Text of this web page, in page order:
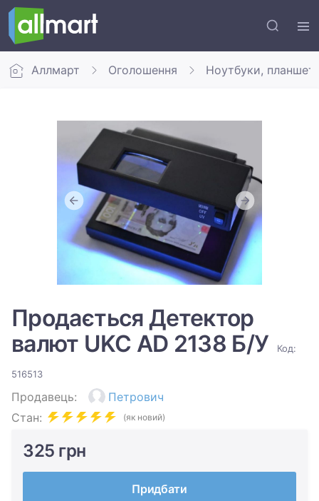
Аллмарт Оголошення Ноутбуки,
Продається Детектор
валют UKC AD 2138 Б/У
Код:
516513
Продавець:
Петрович
Стан:
(як новий)
325 грн
Придбати